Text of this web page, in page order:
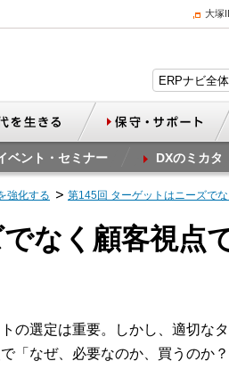
大塚
ベント・セミナー DXのミカタ
強化する 第145回 ターゲットはニーズで
なく顧客視点
の選定は重要。しかし、適切な
「なぜ、必要なのか、買うのか